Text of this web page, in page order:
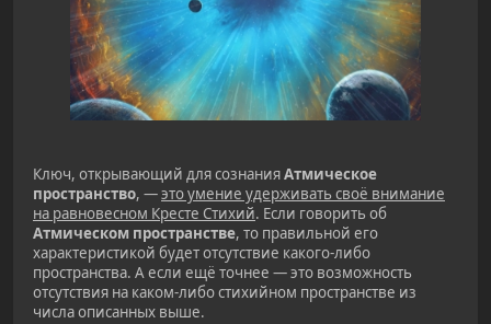
Ключ, открывающий для сознанияАтмическое
пространство, —это умение удерживать своё внимание
на равновесном Кресте Стихий. Если говорить об
Атмическом пространстве, то правильной его
характеристикой будет отсутствие какого-либо
пространства. А если ещё точнее — это возможность
отсутствия на каком-либо стихийном пространстве из
числа описанных выше.